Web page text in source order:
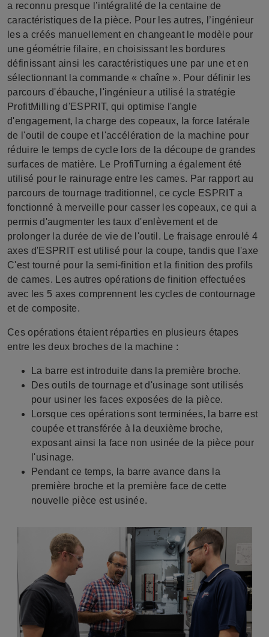
a reconnu presque l’intégralité de la centaine de
caractéristiques de la pièce. Pour les autres, l’ingénieur
les a créés manuellement en changeant le modèle pour
une géométrie filaire, en choisissant les bordures
définissant ainsi les caractéristiques une par une et en
sélectionnant la commande « chaîne ». Pour définir les
parcours d'ébauche, l'ingénieur a utilisé la stratégie
ProfitMilling d'ESPRIT, qui optimise l'angle
d'engagement, la charge des copeaux, la force latérale
de l'outil de coupe et l'accélération de la machine pour
réduire le temps de cycle lors de la découpe de grandes
surfaces de matière. Le ProfiTurning a également été
utilisé pour le rainurage entre les cames. Par rapport au
parcours de tournage traditionnel, ce cycle ESPRIT a
fonctionné à merveille pour casser les copeaux, ce qui a
permis d'augmenter les taux d'enlèvement et de
prolonger la durée de vie de l'outil. Le fraisage enroulé 4
axes d'ESPRIT est utilisé pour la coupe, tandis que l'axe
C'est tourné pour la semi-finition et la finition des profils
de cames. Les autres opérations de finition effectuées
avec les 5 axes comprennent les cycles de contournage
et de composite.
Ces opérations étaient réparties en plusieurs étapes
entre les deux broches de la machine :
La barre est introduite dans la première broche.
Des outils de tournage et d'usinage sont utilisés
pour usiner les faces exposées de la pièce.
Lorsque ces opérations sont terminées, la barre est
coupée et transférée à la deuxième broche,
exposant ainsi la face non usinée de la pièce pour
l'usinage.
Pendant ce temps, la barre avance dans la
première broche et la première face de cette
nouvelle pièce est usinée.